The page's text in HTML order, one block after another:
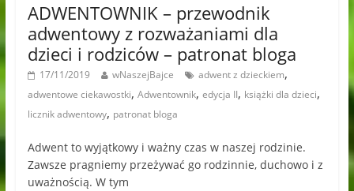
ADWENTOWNIK – przewodnik
adwentowy z rozważaniami dla
dzieci i rodziców – patronat bloga
17/11/2019 wNaszejBajce adwent z dzieckiem,
adwentowe ciekawostki, Adwentownik, edycja II, książki dla dzieci,
licznik adwentowy, patronat bloga
Adwent to wyjątkowy i ważny czas w naszej rodzinie.
Zawsze pragniemy przeżywać go rodzinnie, duchowo i z
uważnością. W tym